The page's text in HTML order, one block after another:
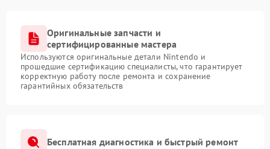
Оригинальные запчасти и
сертифицированные мастера
Используются оригинальные детали Nintendo и
прошедшие сертификацию специалисты, что гарантирует
корректную работу после ремонта и сохранение
гарантийных обязательств
Бесплатная диагностика и быстрый ремонт